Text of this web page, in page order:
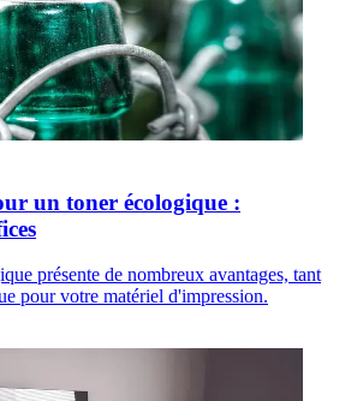
un toner écologique :
présente de nombreux avantages, tant
pour votre matériel d'impression.